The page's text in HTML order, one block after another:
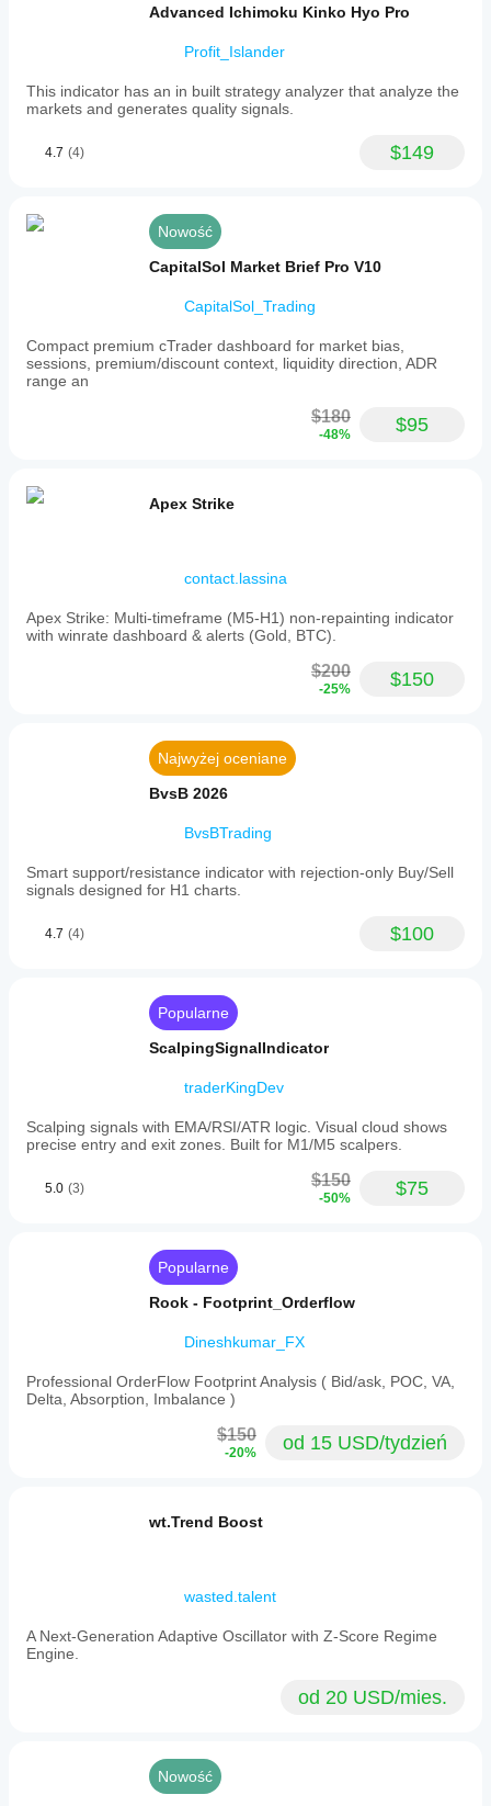
Advanced Ichimoku Kinko Hyo Pro
Profit_Islander
This indicator has an in built strategy analyzer that analyze the
markets and generates quality signals.
4.7 (4) $149
Nowość
CapitalSol Market Brief Pro V10
CapitalSol_Trading
Compact premium cTrader dashboard for market bias,
sessions, premium/discount context, liquidity direction, ADR
range an
$180
-48% $95
Apex Strike
contact.lassina
Apex Strike: Multi-timeframe (M5-H1) non-repainting indicator
with winrate dashboard & alerts (Gold, BTC).
$200
-25% $150
Najwyżej oceniane
BvsB 2026
BvsBTrading
Smart support/resistance indicator with rejection-only Buy/Sell
signals designed for H1 charts.
4.7 (4) $100
Popularne
ScalpingSignalIndicator
traderKingDev
Scalping signals with EMA/RSI/ATR logic. Visual cloud shows
precise entry and exit zones. Built for M1/M5 scalpers.
5.0 (3) $150
-50% $75
Popularne
Rook - Footprint_Orderflow
Dineshkumar_FX
Professional OrderFlow Footprint Analysis ( Bid/ask, POC, VA,
Delta, Absorption, Imbalance )
$150
-20% od 15 USD/tydzień
wt.Trend Boost
wasted.talent
A Next-Generation Adaptive Oscillator with Z-Score Regime
Engine.
od 20 USD/mies.
Nowość